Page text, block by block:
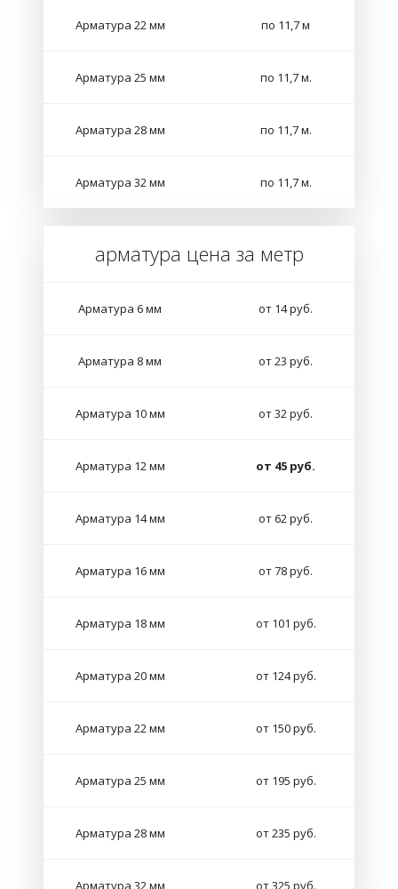
Арматура 22 мм по 11,7 м
Арматура 25 мм по 11,7 м.
Арматура 28 мм по 11,7 м.
Арматура 32 мм по 11,7 м.
арматура цена за метр
Арматура 6 мм от 14 руб.
Арматура 8 мм от 23 руб.
Арматура 10 мм от 32 руб.
Арматура 12 мм от 45 руб.
Арматура 14 мм от 62 руб.
Арматура 16 мм от 78 руб.
Арматура 18 мм от 101 руб.
Арматура 20 мм от 124 руб.
Арматура 22 мм от 150 руб.
Арматура 25 мм от 195 руб.
Арматура 28 мм от 235 руб.
Арматура 32 мм от 325 руб.